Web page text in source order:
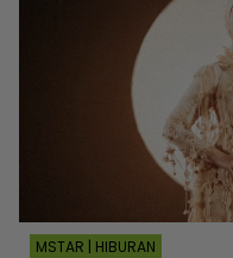
MSTAR | HIBURAN